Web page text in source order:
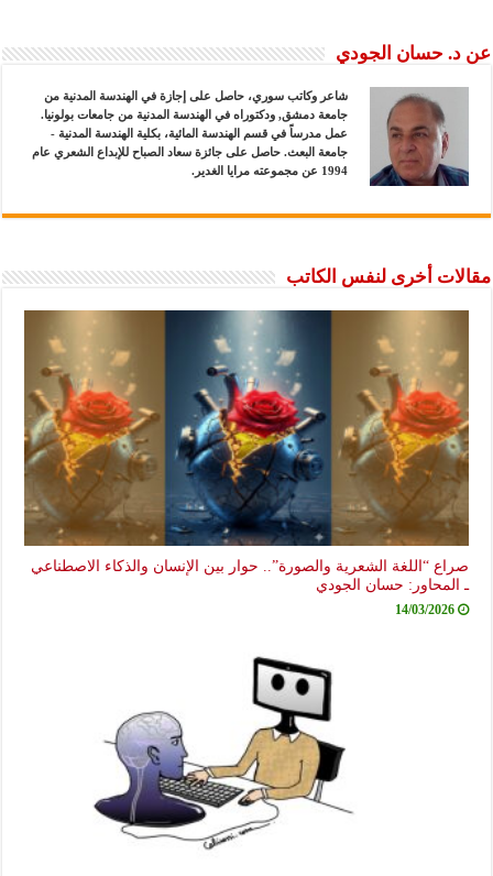
عن د. حسان الجودي
شاعر وكاتب سوري، حاصل على إجازة في الهندسة المدنية من
جامعة دمشق, ودكتوراه في الهندسة المدنية من جامعات بولونيا.
عمل مدرساً في قسم الهندسة المائية، بكلية الهندسة المدنية -
جامعة البعث. حاصل على جائزة سعاد الصباح للإبداع الشعري عام
1994 عن مجموعته مرايا الغدير.
مقالات أخرى لنفس الكاتب
صراع “اللغة الشعرية والصورة”.. حوار بين الإنسان والذكاء الاصطناعي
ـ المحاور: حسان الجودي
14/03/2026